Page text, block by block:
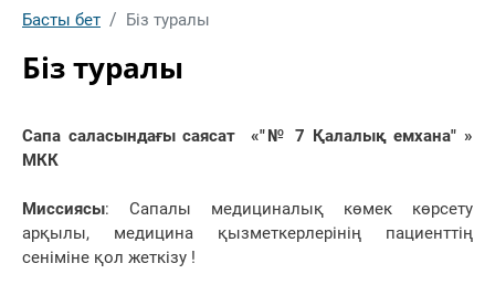
Басты бет Біз туралы
Біз туралы
Сапа саласындағы саясат «"№ 7 Қалалық емхана" »
МКК
Миссиясы: Сапалы медициналық көмек көрсету
арқылы, медицина қызметкерлерінің пациенттің
сеніміне қол жеткізу !